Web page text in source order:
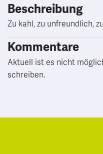
Beschreibung
Zu kahl, zu unfreundlich,
Kommentare
Aktuell ist es nicht
schreiben.